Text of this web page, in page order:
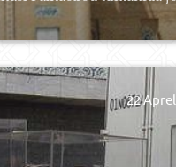
22